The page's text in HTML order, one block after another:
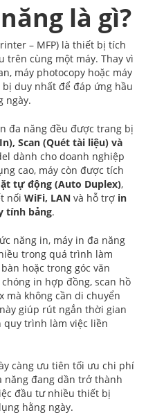
là gì?
– MFP) là thiết bị tích
trên cùng một máy. Thay vì
máy photocopy hoặc máy
duy nhất để đáp ứng hầu
ngày.
đa năng đều được trang bị
Scan (Quét tài liệu) và
dành cho doanh nghiệp
cao, máy còn được tích
tự động (Auto Duplex),
nối WiFi, LAN và hỗ trợ in
tính bảng.
năng in, máy in đa năng
trong quá trình làm
hoặc trong góc văn
in hợp đồng, scan hồ
mà không cần di chuyển
giúp rút ngắn thời gian
quy trình làm việc liền
càng ưu tiên tối ưu chi phí
năng đang dần trở thành
đầu tư nhiều thiết bị
hằng ngày.